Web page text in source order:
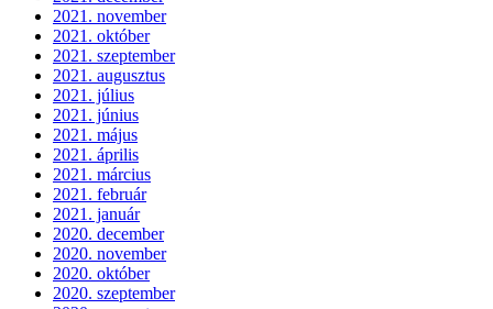
2021. november
2021. október
2021. szeptember
2021. augusztus
2021. július
2021. június
2021. május
2021. április
2021. március
2021. február
2021. január
2020. december
2020. november
2020. október
2020. szeptember